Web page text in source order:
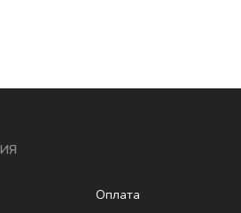
Оплата